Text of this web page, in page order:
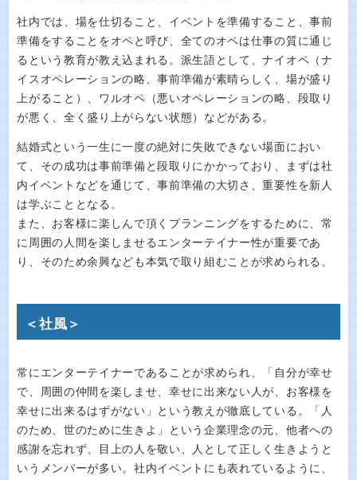
社内では、場を仕切ること、イベントを準備すること、事前
準備をすることをオペと呼び、全てのオペは仕事の質に通じ
るという教育が教え込まれる。派生語として、ナイオペ（ナ
イスオペレーションの略、事前準備が素晴らしく、場が盛り
上がること）、ワルオペ（悪いオペレーションの略、段取り
が悪く、全く盛り上がらない状態）などがある。
結婚式という一生に一度の絶対に失敗できない場面におい
て、その成功は事前準備と段取りにかかっており、まずは社
内イベントなどを通じて、事前準備の大切さ、重要性を新人
は学ぶこととなる。
また、お客様に楽しんで頂くプランニングをするために、常
に周囲の人間を楽しませるエンターテイナー性が重要であ
り、そのため余興なども本気で取り組むことが求められる。
＜社風＞
常にエンターテイナーであることが求められ、「自分が幸せ
で、周囲の仲間を楽しませ、幸せに出来ない人が、お客様を
幸せに出来るはずがない」という教えが徹底している。「人
のため、世のために生きよ」という企業理念の元、他者への
感謝を忘れず、目上の人を敬い、人として正しく生きようと
いうメンバーが多い。社内イベントにも表れているように、